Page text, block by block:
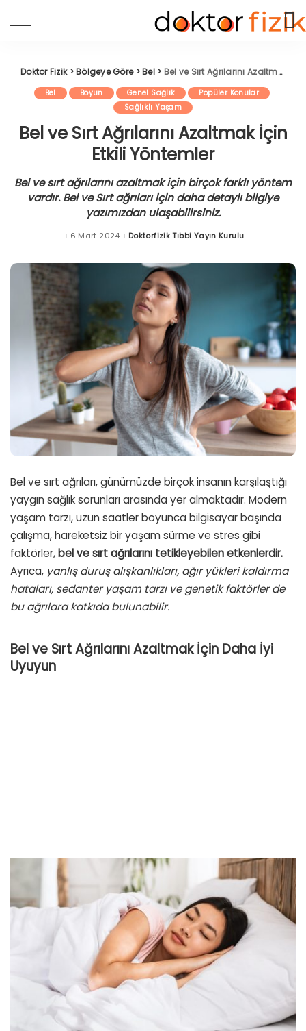
Doktor Fizik>Bölgeye Göre>Bel> Bel ve Sırt Ağrılarını Azaltmak İçin Etkili Yöntemler
Bel Boyun Genel Sağlık
Popüler Konular
Sağlıklı Yaşam
Bel ve Sırt Ağrılarını Azaltmak İçin
Etkili Yöntemler
Bel ve sırt ağrılarını azaltmak için birçok farklı yöntem
vardır. Bel ve Sırt ağrıları için daha detaylı bilgiye
yazımızdan ulaşabilirsiniz.
6 Mart 2024Posted
Doktorfizik Tıbbi Yayın Kurulu
Bel ve sırt ağrıları, günümüzde birçok insanın karşılaştığı
yaygın sağlık sorunları arasında yer almaktadır. Modern
yaşam tarzı, uzun saatler boyunca bilgisayar başında
çalışma, hareketsiz bir yaşam sürme ve stres gibi
faktörler, bel ve sırt ağrılarını tetikleyebilen etkenlerdir.
Ayrıca, yanlış duruş alışkanlıkları, ağır yükleri kaldırma
hataları, sedanter yaşam tarzı ve genetik faktörler de
bu ağrılara katkıda bulunabilir.
Bel ve Sırt Ağrılarını Azaltmak İçin Daha İyi
Uyuyun